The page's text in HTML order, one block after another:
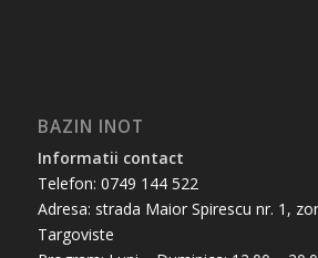
BAZIN INOT
Informatii contact
Telefon: 0749 144 522
Adresa: strada Maior Spirescu nr. 1,
Targoviste